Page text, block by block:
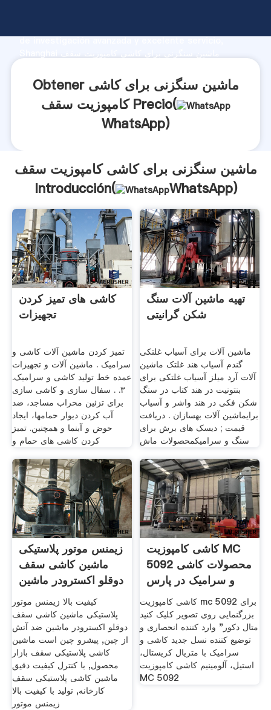
de investigación avanzada y excelente servicio,
clientes.
Obtener ماشین سنگزنی برای کاشی
کامپوزیت سقف Precio(
WhatsApp)
ماشین سنگزنی برای کاشی کامپوزیت سقف
Introducción(
WhatsApp)
کاشی های تمیز کردن
تجهیزات
تمیز کردن ماشین آلات کاشی و
سرامیک . ماشین آلات و تجهیزات
عمده خط تولید کاشی و سرامیک.
٣. . سفال سازی و کاشی سازی
برای تزئین محراب مساجد، ضد
آب کردن دیوار حمامها، ایجاد
حوض و آبنما و همچنین. تمیز
کردن کاشی های حمام و
تهیه ماشین آلات سنگ
شکن گرانیتی
ماشین آلات برای آسیاب غلتکی
گندم آسیاب هند غلتک ماشین
آلات آرد میلز آسیاب غلتکی برای
بنتونیت در هند کتاب در سنگ
شکن فکی در هند واشر و آسیاب
برایماشین آلات بهسازان . دریافت
قیمت ; دیسک های برش برای
سنگ و سرامیکمحصولات ماش
زیمنس موتور پلاستیکی
ماشین کاشی سقف
دوقلو اکسترودر ماشین
کیفیت بالا زیمنس موتور
پلاستیکی ماشین کاشی سقف
دوقلو اکسترودر ماشین ضد آتش
از چین, پیشرو چین است ماشین
کاشی پلاستیکی سقف بازار
محصول, با کنترل کیفیت دقیق
ماشین کاشی پلاستیکی سقف
کارخانه, تولید با کیفیت بالا
زیمنس موتور
کاشی کامپوزیت MC
5092 محصولات کاشی
و سرامیک در پارس
سنتر
کاشی کامپوزیت mc 5092 برای
بزرگنمایی روی تصویر کلیک کنید
متال دکور" وارد کننده انحصاری و
توضیع کننده نسل جدید کاشی و
سرامیک با متریال کریستال،
استیل، آلومینیم کاشی کامپوزیت
MC 5092